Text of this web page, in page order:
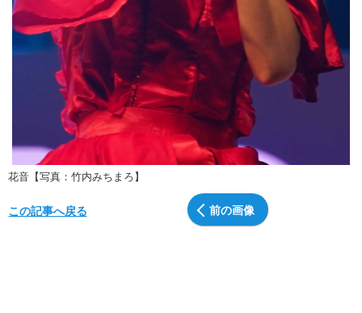
花音【写真：竹内みちまろ】
前の画像
この記事へ戻る